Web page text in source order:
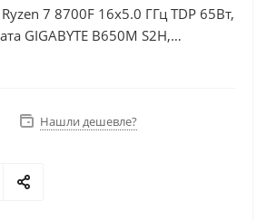
7 8700F 16x5.0 ГГц TDP 65Вт,
GIGABYTE B650M S2H,
16Гб, Память DDR5 32Gb,
Нашли дешевле?